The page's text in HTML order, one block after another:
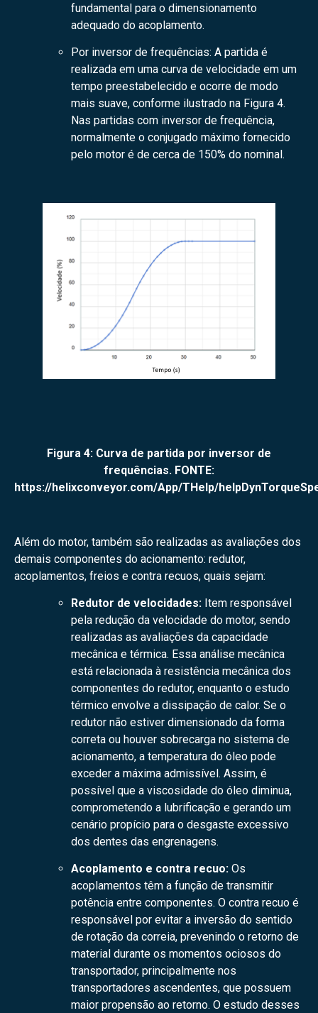
fundamental para o dimensionamento
adequado do acoplamento.
Por inversor de frequências: A partida é
realizada em uma curva de velocidade em um
tempo preestabelecido e ocorre de modo
mais suave, conforme ilustrado na Figura 4.
Nas partidas com inversor de frequência,
normalmente o conjugado máximo fornecido
pelo motor é de cerca de 150% do nominal.
Figura 4: Curva de partida por inversor de
frequências. FONTE:
https://helixconveyor.com/App/THelp/
Além do motor, também são realizadas as avaliações dos
demais componentes do acionamento: redutor,
acoplamentos, freios e contra recuos, quais sejam:
Redutor de velocidades: Item responsável
pela redução da velocidade do motor, sendo
realizadas as avaliações da capacidade
mecânica e térmica. Essa análise mecânica
está relacionada à resistência mecânica dos
componentes do redutor, enquanto o estudo
térmico envolve a dissipação de calor. Se o
redutor não estiver dimensionado da forma
correta ou houver sobrecarga no sistema de
acionamento, a temperatura do óleo pode
exceder a máxima admissível. Assim, é
possível que a viscosidade do óleo diminua,
comprometendo a lubrificação e gerando um
cenário propício para o desgaste excessivo
dos dentes das engrenagens.
Acoplamento e contra recuo: Os
acoplamentos têm a função de transmitir
potência entre componentes. O contra recuo é
responsável por evitar a inversão do sentido
de rotação da correia, prevenindo o retorno de
material durante os momentos ociosos do
transportador, principalmente nos
transportadores ascendentes, que possuem
maior propensão ao retorno. O estudo desses